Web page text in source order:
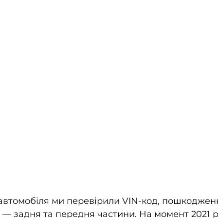
ми перевірили VIN-код,
задня та передня частини. На момент 2021